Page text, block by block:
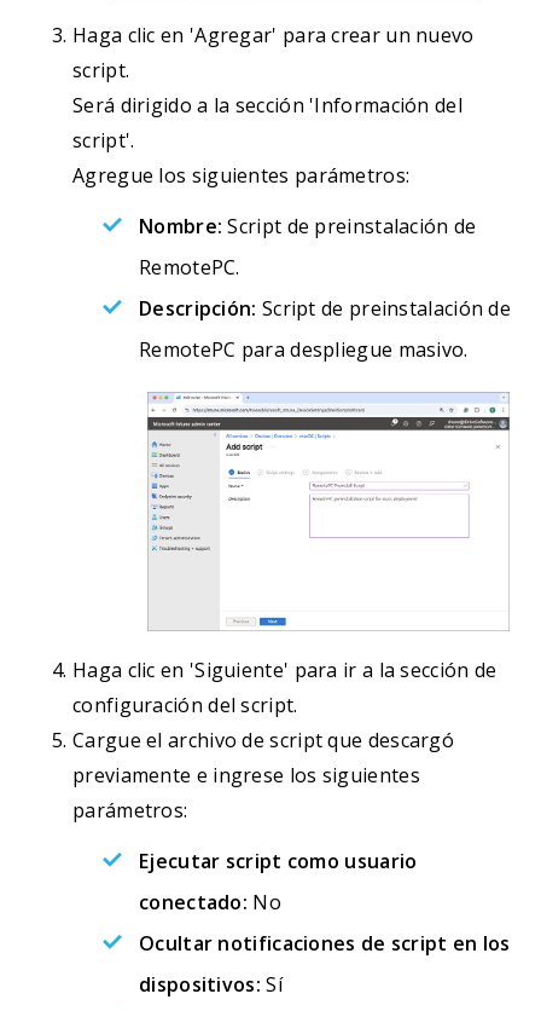
Haga clic en 'Agregar' para crear un nuevo
script.
Será dirigido a la sección 'Información del
script'.
Agregue los siguientes parámetros:
Nombre: Script de preinstalación de
RemotePC.
Descripción: Script de preinstalación de
RemotePC para despliegue masivo.
Haga clic en 'Siguiente' para ir a la sección de
configuración del script.
Cargue el archivo de script que descargó
previamente e ingrese los siguientes
parámetros:
Ejecutar script como usuario
conectado: No
Ocultar notificaciones de script en los
dispositivos: Sí